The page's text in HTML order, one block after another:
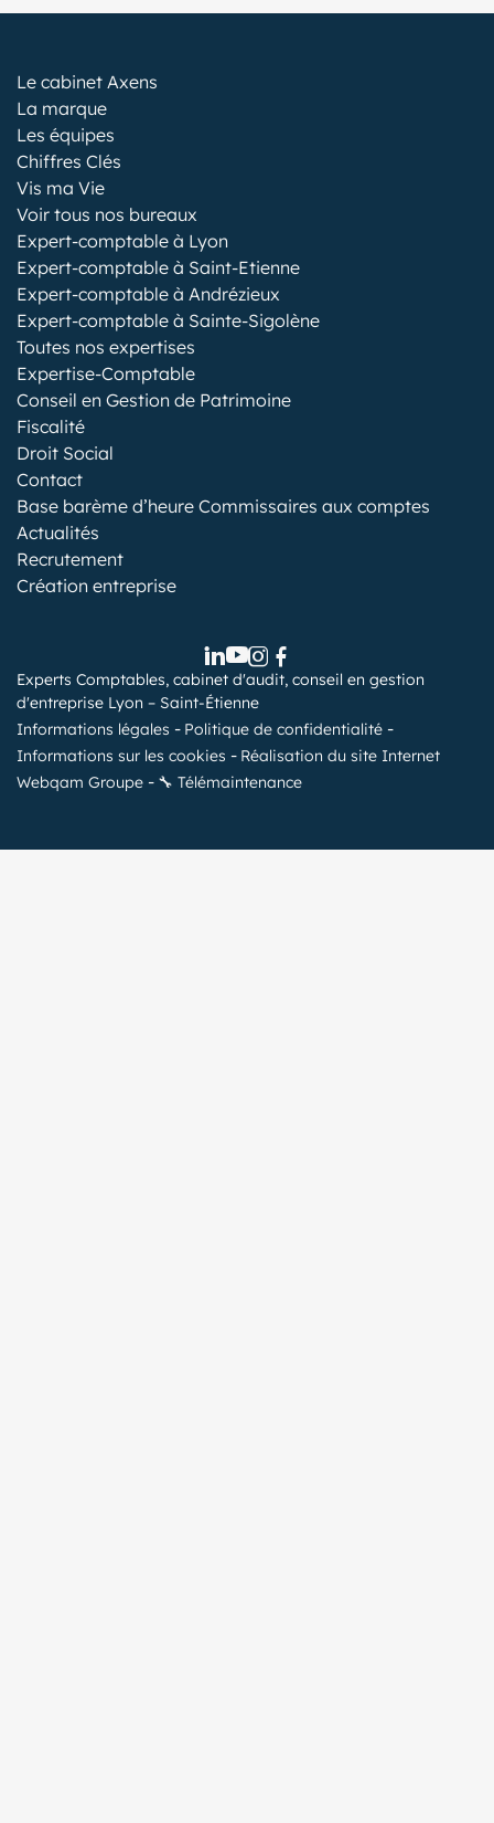
Le cabinet Axens
La marque
Les équipes
Chiffres Clés
Vis ma Vie
Voir tous nos bureaux
Expert-comptable à Lyon
Expert-comptable à Saint-Etienne
Expert-comptable à Andrézieux
Expert-comptable à Sainte-Sigolène
Toutes nos expertises
Expertise-Comptable
Conseil en Gestion de Patrimoine
Fiscalité
Droit Social
Contact
Base barème d’heure Commissaires aux comptes
Actualités
Recrutement
Création entreprise
Experts Comptables, cabinet d'audit, conseil en gestion
d'entreprise Lyon – Saint-Étienne
Informations légales
Politique de confidentialité
Informations sur les cookies
Réalisation du site Internet
Webqam Groupe
🔧 Télémaintenance